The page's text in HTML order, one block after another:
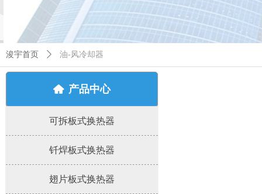
浚宇首页 ꄲ 油-风冷却器
낀 产品中心
可拆板式换热器
钎焊板式换热器
翅片板式换热器